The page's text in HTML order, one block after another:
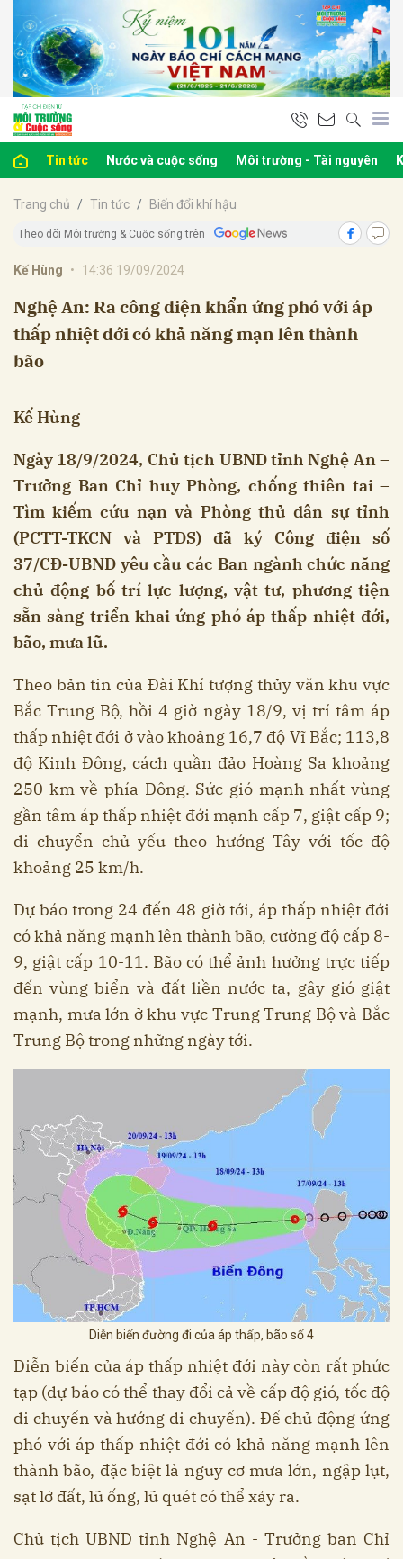
Tin tức Nước và cuộc sống Môi trường - Tài nguyên
Trang chủ Tin tức Biến đổi khí hậu
Theo dõi Môi trường & Cuộc sống trên
Kế Hùng • 14:36 19/09/2024
Nghệ An: Ra công điện khẩn ứng phó với áp
thấp nhiệt đới có khả năng mạn lên thành
bão
Kế Hùng
Ngày 18/9/2024, Chủ tịch UBND tỉnh Nghệ An –
Trưởng Ban Chỉ huy Phòng, chống thiên tai –
Tìm kiếm cứu nạn và Phòng thủ dân sự tỉnh
(PCTT-TKCN và PTDS) đã ký Công điện số
37/CĐ-UBND yêu cầu các Ban ngành chức năng
chủ động bố trí lực lượng, vật tư, phương tiện
sẵn sàng triển khai ứng phó áp thấp nhiệt đới,
bão, mưa lũ.
Theo bản tin của Đài Khí tượng thủy văn khu vực
Bắc Trung Bộ, hồi 4 giờ ngày 18/9, vị trí tâm áp
thấp nhiệt đới ở vào khoảng 16,7 độ Vĩ Bắc; 113,8
độ Kinh Đông, cách quần đảo Hoàng Sa khoảng
250 km về phía Đông. Sức gió mạnh nhất vùng
gần tâm áp thấp nhiệt đới mạnh cấp 7, giật cấp 9;
di chuyển chủ yếu theo hướng Tây với tốc độ
khoảng 25 km/h.
Dự báo trong 24 đến 48 giờ tới, áp thấp nhiệt đới
có khả năng mạnh lên thành bão, cường độ cấp 8-
9, giật cấp 10-11. Bão có thể ảnh hưởng trực tiếp
đến vùng biển và đất liền nước ta, gây gió giật
mạnh, mưa lớn ở khu vực Trung Trung Bộ và Bắc
Trung Bộ trong những ngày tới.
Diễn biến đường đi của áp thấp, bão số 4
Diễn biến của áp thấp nhiệt đới này còn rất phức
tạp (dự báo có thể thay đổi cả về cấp độ gió, tốc độ
di chuyển và hướng di chuyển). Để chủ động ứng
phó với áp thấp nhiệt đới có khả năng mạnh lên
thành bão, đặc biệt là nguy cơ mưa lớn, ngập lụt,
sạt lở đất, lũ ống, lũ quét có thể xảy ra.
Chủ tịch UBND tỉnh Nghệ An - Trưởng ban Chỉ
luận
Hủy